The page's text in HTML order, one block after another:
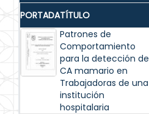
PORTADATÍTULO
Patrones de
Comportamiento
para la detección de
CA mamario en
Trabajadoras de una
institución
hospitalaria